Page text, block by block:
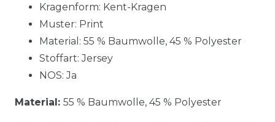
Kragenform: Kent-Kragen
Muster: Print
Material: 55 % Baumwolle, 45 % Polyester
Stoffart: Jersey
NOS: Ja
Material: 55 % Baumwolle, 45 % Polyester